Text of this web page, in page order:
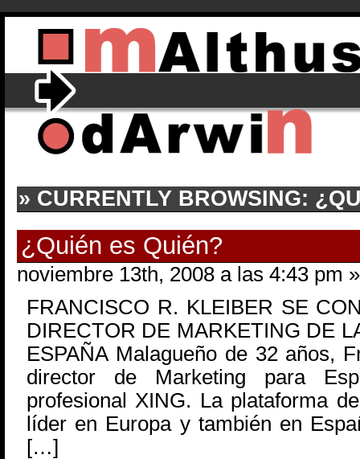
» CURRENTLY BROWSING:
¿Quién es Quién?
noviembre 13th, 2008 a las 4:43 pm »
FRANCISCO R. KLEIBER SE
DIRECTOR DE MARKETING DE
ESPAÑA Malagueño de 32 años,
director de Marketing para
profesional XING. La plataforma
líder en Europa y también en
[…]